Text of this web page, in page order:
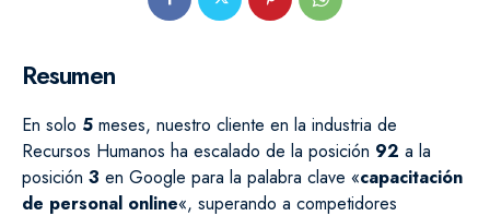
Resumen
En solo 5 meses, nuestro cliente en la industria de
Recursos Humanos ha escalado de la posición 92 a la
posición 3 en Google para la palabra clave «capacitación
de personal online«, superando a competidores